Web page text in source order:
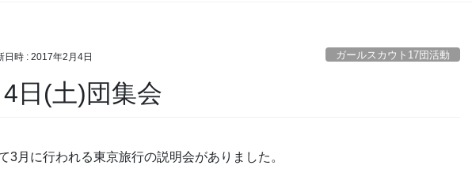
日時 : 2017年2月4日 ガールスカウト17団活動
日(土)団集会
3月に行われる東京旅行の説明会がありました。